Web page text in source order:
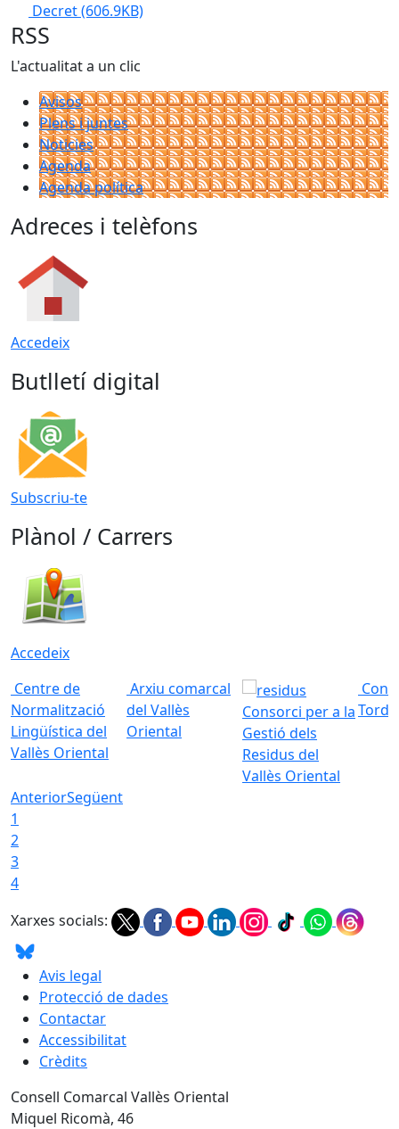
Decret(606.9KB)
RSS
L'actualitat a un clic
Avisos
Plens i juntes
Noticies
Agenda
Agenda política
Adreces i telèfons
Accedeix
Butlletí digital
Subscriu-te
Plànol / Carrers
Accedeix
Centre de
Normalització
Lingüística del
Vallès Oriental
Arxiu comarcal
del Vallès
Oriental
Consorci per a la
Gestió dels
Residus del
Vallès Oriental
AnteriorSegüent
1
2
3
4
Xarxes socials:
Avis legal
Protecció de dades
Contactar
Accessibilitat
Crèdits
Consell Comarcal Vallès Oriental
Miquel Ricomà, 46